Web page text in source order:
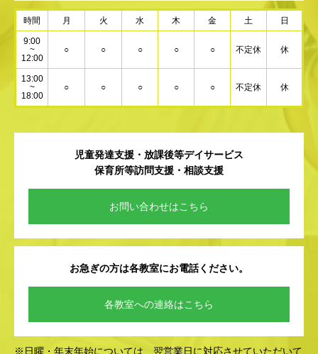
時間 月 火 水 木 金 土 日
9:00
~
12:00
○ ○ ○ ○ ○ 不定休 休
13:00
~
18:00
○ ○ ○ ○ ○ 不定休 休
児童発達支援・放課後等デイサービス
保育所等訪問支援・相談支援
お問い合わせはこちら
お急ぎの方は各教室にお電話ください。
各教室への連絡はこちら
※日曜・年末年始については、翌営業日に対応させていただいて